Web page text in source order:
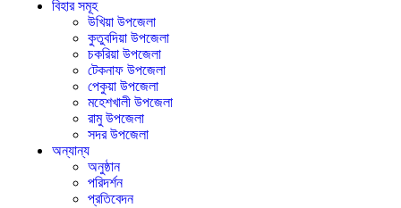
বিহার সমূহ
উখিয়া উপজেলা
কুতুবদিয়া উপজেলা
চকরিয়া উপজেলা
টেকনাফ উপজেলা
পেকুয়া উপজেলা
মহেশখালী উপজেলা
রামু উপজেলা
সদর উপজেলা
অন্যান্য
অনুষ্ঠান
পরিদর্শন
প্রতিবেদন